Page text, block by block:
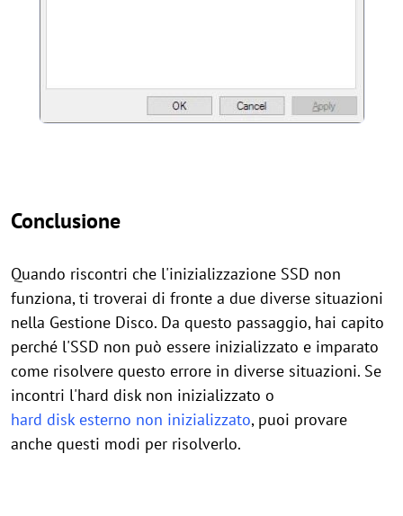
Conclusione
Quando riscontri che l'inizializzazione SSD non
funziona, ti troverai di fronte a due diverse situazioni
nella Gestione Disco. Da questo passaggio, hai capito
perché l'SSD non può essere inizializzato e imparato
come risolvere questo errore in diverse situazioni. Se
incontri l'hard disk non inizializzato o
hard disk esterno non inizializzato, puoi provare
anche questi modi per risolverlo.